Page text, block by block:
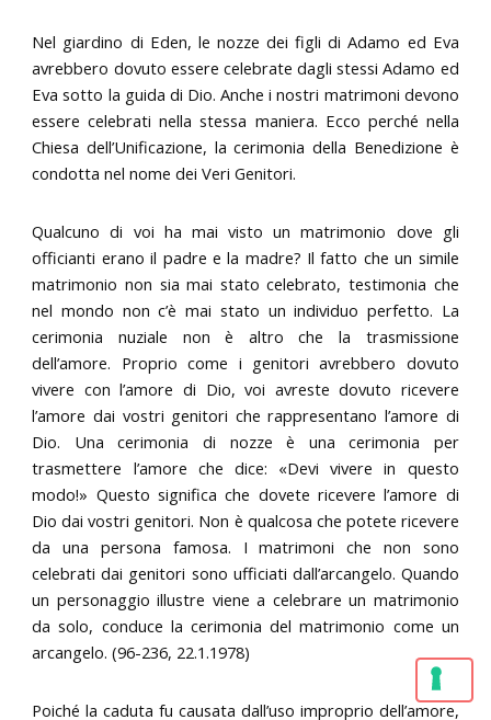
Nel giardino di Eden, le nozze dei figli di Adamo ed Eva
avrebbero dovuto essere celebrate dagli stessi Adamo ed
Eva sotto la guida di Dio. Anche i nostri matrimoni devono
essere celebrati nella stessa maniera. Ecco perché nella
Chiesa dell’Unificazione, la cerimonia della Benedizione è
condotta nel nome dei Veri Genitori.
Qualcuno di voi ha mai visto un matrimonio dove gli
officianti erano il padre e la madre? Il fatto che un simile
matrimonio non sia mai stato celebrato, testimonia che
nel mondo non c’è mai stato un individuo perfetto. La
cerimonia nuziale non è altro che la trasmissione
dell’amore. Proprio come i genitori avrebbero dovuto
vivere con l’amore di Dio, voi avreste dovuto ricevere
l’amore dai vostri genitori che rappresentano l’amore di
Dio. Una cerimonia di nozze è una cerimonia per
trasmettere l’amore che dice: «Devi vivere in questo
modo!» Questo significa che dovete ricevere l’amore di
Dio dai vostri genitori. Non è qualcosa che potete ricevere
da una persona famosa. I matrimoni che non sono
celebrati dai genitori sono ufficiati dall’arcangelo. Quando
un personaggio illustre viene a celebrare un matrimonio
da solo, conduce la cerimonia del matrimonio come un
arcangelo. (96-236, 22.1.1978)
Poiché la caduta fu causata dall’uso improprio dell’amore,